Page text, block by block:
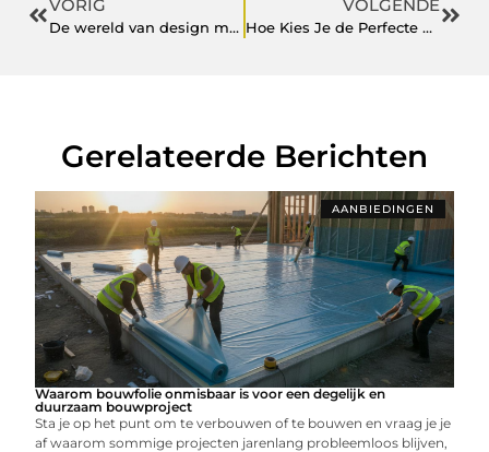
VORIG
De wereld van design meubels
VOLGENDE
Hoe Kies Je de Perfecte Planten voor Jouw Vijver?
Gerelateerde Berichten
AANBIEDINGEN
Waarom bouwfolie onmisbaar is voor een degelijk en
duurzaam bouwproject
Sta je op het punt om te verbouwen of te bouwen en vraag je je
af waarom sommige projecten jarenlang probleemloos blijven,